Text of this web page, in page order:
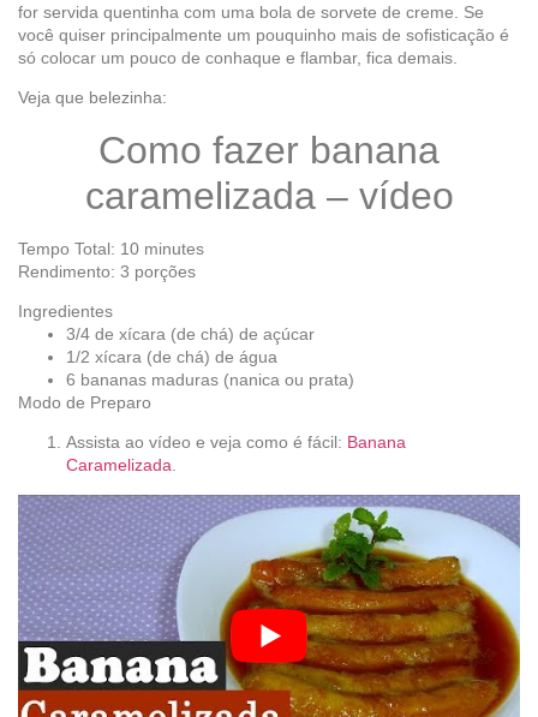
for servida quentinha com uma bola de sorvete de creme. Se
você quiser principalmente um pouquinho mais de sofisticação é
só colocar um pouco de conhaque e flambar, fica demais.
Veja que belezinha:
Como fazer banana
caramelizada – vídeo
Tempo Total: 10 minutes
Rendimento: 3 porções
Ingredientes
3/4 de xícara (de chá) de açúcar
1/2 xícara (de chá) de água
6 bananas maduras (nanica ou prata)
Modo de Preparo
Assista ao vídeo e veja como é fácil: Banana
Caramelizada.